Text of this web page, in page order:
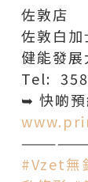
佐敦店
佐敦白
健能發
Tel:
➥ 快啲
#Vzet無